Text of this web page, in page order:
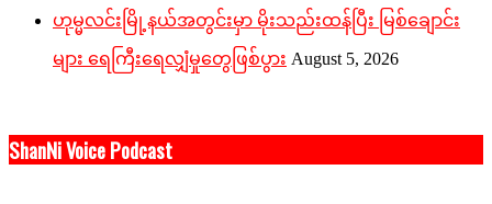
ဟုမ္မလင်းမြို့နယ်အတွင်းမှာ မိုးသည်းထန်ပြီး မြစ်ချောင်း
များ ရေကြီးရေလျှံမှုတွေဖြစ်ပွား August 5, 2026
ShanNi Voice Podcast